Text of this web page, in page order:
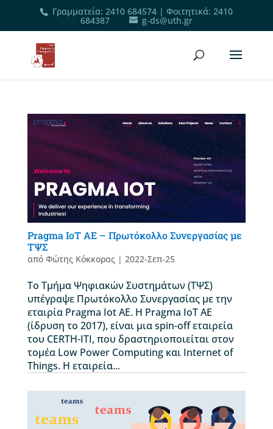
Γραμματεία: 2410 684574 |Φοιτητικά: 2410
684387 g-ds@uth.gr
Pragma IoT AE – Πρωτόκολλο Συνεργασίας με
ΤΨΣ
από Φώτης Κόκκορας| 2022-Σεπ-25
Το Τμήμα Ψηφιακών Συστημάτων (ΤΨΣ)
υπέγραψε Πρωτόκολλο Συνεργασίας με την
εταιρία Pragma Iot ΑΕ. Η Pragma IoT AE
(ίδρυση το 2017), είναι μια spin-off εταιρεία
του CERTH-ITI, που δραστηριοποιείται στον
τομέα Low Power Computing και Internet of
Things. Η εταιρεία...